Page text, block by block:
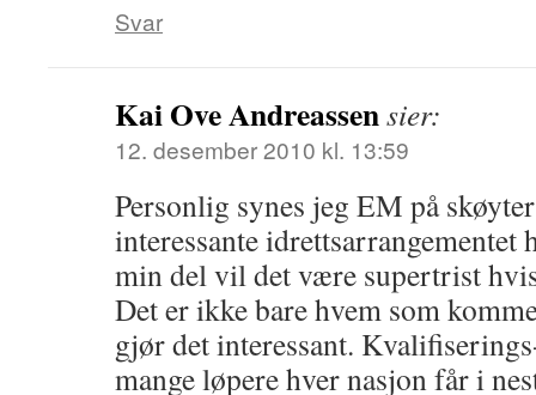
Svar
Kai Ove Andreassensier:
12. desember 2010 kl. 13:59
Personlig synes jeg EM på
interessante idrettsarrangementet
min del vil det være supertrist
Det er ikke bare hvem som
gjør det interessant.
mange løpere hver nasjon får i